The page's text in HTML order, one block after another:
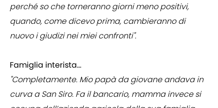
perché so che torneranno giorni meno positivi,
quando, come dicevo prima, cambieranno di
nuovo i giudizi nei miei confronti".
Famiglia interista…
"Completamente. Mio papà da giovane andava in
curva a San Siro. Fa il bancario, mamma invece si